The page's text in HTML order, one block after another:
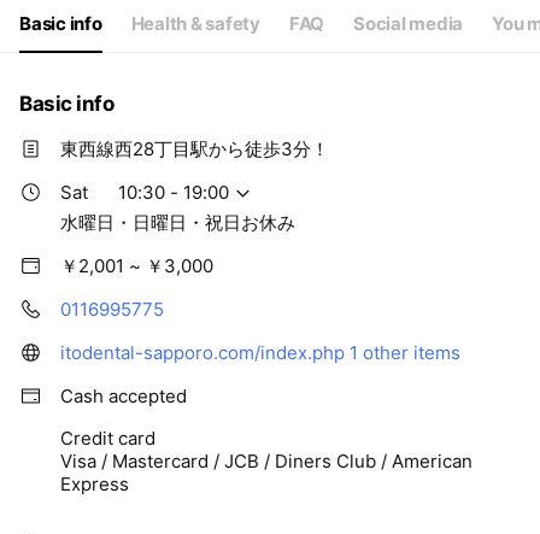
10:30 - 19:00
水曜日・日曜日・祝日お休み
Basic info Health & safety FAQ Social media You
Basic info
東西線西28丁目駅から徒歩3分！
Sat
10:30 - 19:00
水曜日・日曜日・祝日お休み
￥2,001 ~ ￥3,000
0116995775
itodental-sapporo.com/index.php 1 other items
Cash accepted
Credit card
Visa / Mastercard / JCB / Diners Club / American
Express